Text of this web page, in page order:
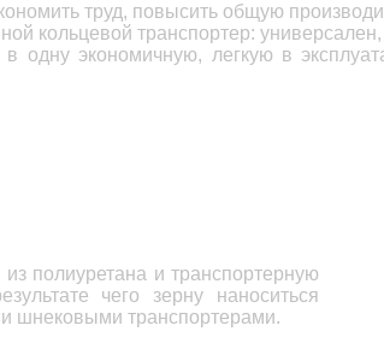
труд, повысить общую
кольцевой транспортер:
в одну экономичную, легкую в
из полиуретана и транспортерную
чего зерну наноситься
шнековыми транспортерами.